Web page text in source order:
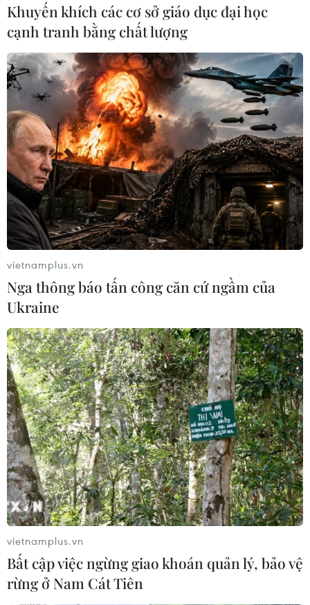
Khuyến khích các cơ sở giáo dục đại học
cạnh tranh bằng chất lượng
vietnamplus.vn
Nga thông báo tấn công căn cứ ngầm của
Ukraine
vietnamplus.vn
Bất cập việc ngừng giao khoán quản lý, bảo vệ
rừng ở Nam Cát Tiên